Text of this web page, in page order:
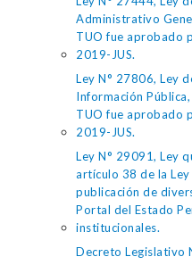
Administrativo
TUO fue aprobado
2019-JUS.
Ley N° 27806, Ley
Información
TUO fue aprobado
2019-JUS.
Ley N° 29091, Ley
artículo 38 de la
publicación de
Portal del Estado
institucionales.
Decreto Legislativo